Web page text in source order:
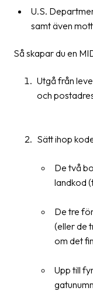
företaget
Pressrum
Medarbetare
karriär
Nyhetsarkiv
Kontakta
oss
U.S.
samt även
Så skapar du en
Utgå från
och
Sätt ihop
De två
landkod
De tre
(eller de
om det
Upp till